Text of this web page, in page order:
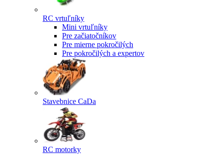
RC vrtuľníky
Mini vrtuľníky
Pre začiatočníkov
Pre mierne pokročilých
Pre pokročilých a expertov
Stavebnice CaDa
RC motorky